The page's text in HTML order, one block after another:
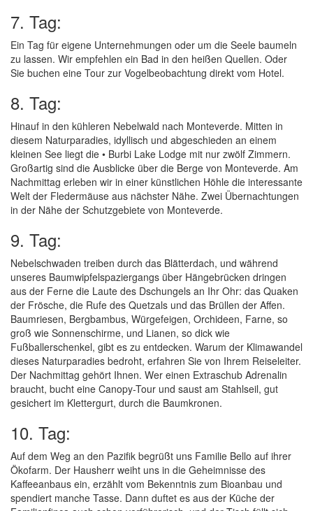
7. Tag:
Ein Tag für eigene Unternehmungen oder um die Seele baumeln
zu lassen. Wir empfehlen ein Bad in den heißen Quellen. Oder
Sie buchen eine Tour zur Vogelbeobachtung direkt vom Hotel.
8. Tag:
Hinauf in den kühleren Nebelwald nach Monteverde. Mitten in
diesem Naturparadies, idyllisch und abgeschieden an einem
kleinen See liegt die • Burbi Lake Lodge mit nur zwölf Zimmern.
Großartig sind die Ausblicke über die Berge von Monteverde. Am
Nachmittag erleben wir in einer künstlichen Höhle die interessante
Welt der Fledermäuse aus nächster Nähe. Zwei Übernachtungen
in der Nähe der Schutzgebiete von Monteverde.
9. Tag:
Nebelschwaden treiben durch das Blätterdach, und während
unseres Baumwipfelspaziergangs über Hängebrücken dringen
aus der Ferne die Laute des Dschungels an Ihr Ohr: das Quaken
der Frösche, die Rufe des Quetzals und das Brüllen der Affen.
Baumriesen, Bergbambus, Würgefeigen, Orchideen, Farne, so
groß wie Sonnenschirme, und Lianen, so dick wie
Fußballerschenkel, gibt es zu entdecken. Warum der Klimawandel
dieses Naturparadies bedroht, erfahren Sie von Ihrem Reiseleiter.
Der Nachmittag gehört Ihnen. Wer einen Extraschub Adrenalin
braucht, bucht eine Canopy-Tour und saust am Stahlseil, gut
gesichert im Klettergurt, durch die Baumkronen.
10. Tag:
Auf dem Weg an den Pazifik begrüßt uns Familie Bello auf ihrer
Ökofarm. Der Hausherr weiht uns in die Geheimnisse des
Kaffeeanbaus ein, erzählt vom Bekenntnis zum Bioanbau und
spendiert manche Tasse. Dann duftet es aus der Küche der